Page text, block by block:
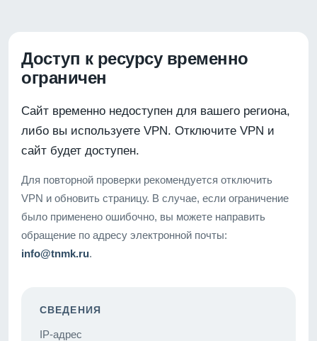
Доступ к ресурсу временно
ограничен
Сайт временно недоступен для вашего региона,
либо вы используете VPN. Отключите VPN и
сайт будет доступен.
Для повторной проверки рекомендуется отключить
VPN и обновить страницу. В случае, если ограничение
было применено ошибочно, вы можете направить
обращение по адресу электронной почты:
info@tnmk.ru.
СВЕДЕНИЯ
IP-адрес